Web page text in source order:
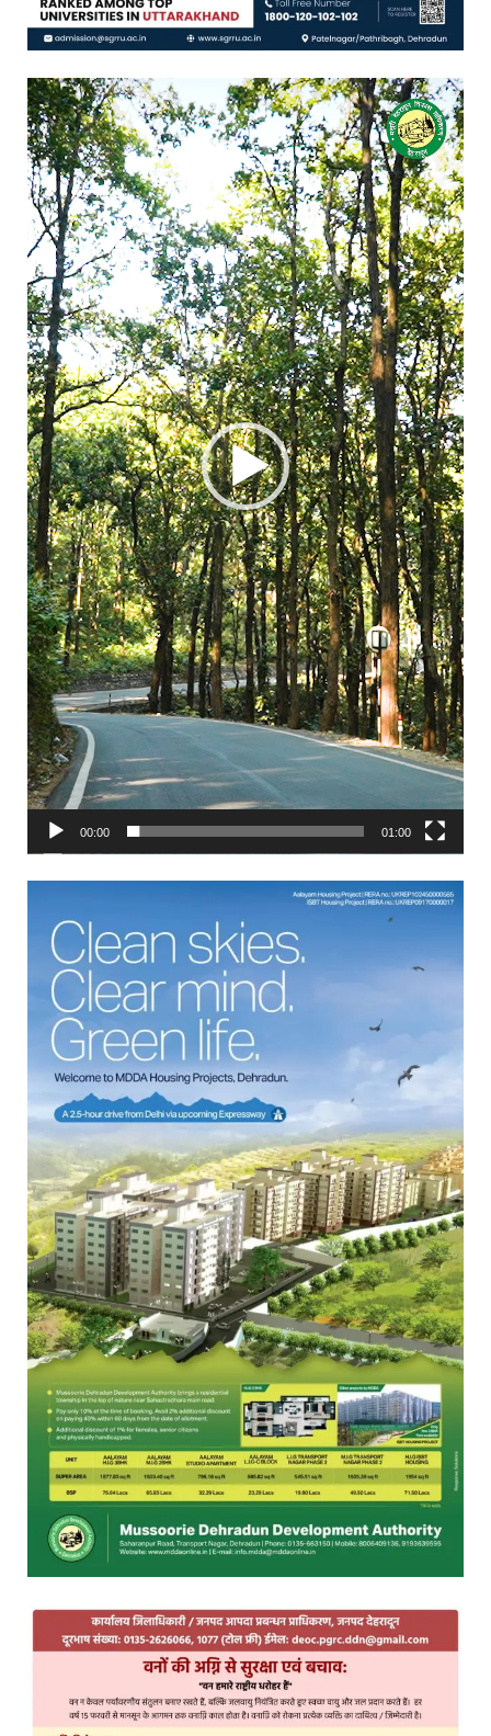
Video
Player
00:00 01:00